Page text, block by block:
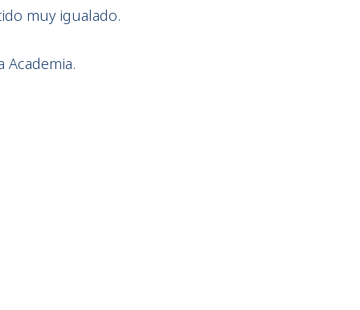
muy igualado.
Academia.